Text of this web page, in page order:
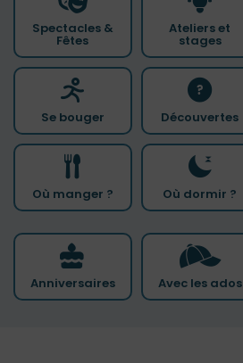
Spectacles &
Fêtes
Ateliers et
stages
Se bouger Découvertes
Où manger ? Où dormir ?
Anniversaires Avec les ados